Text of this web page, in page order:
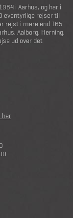
i Aarhus, og har i
eventyrlige rejser til
rejst i mere end 165
Aalborg, Herning,
ud over det
her.